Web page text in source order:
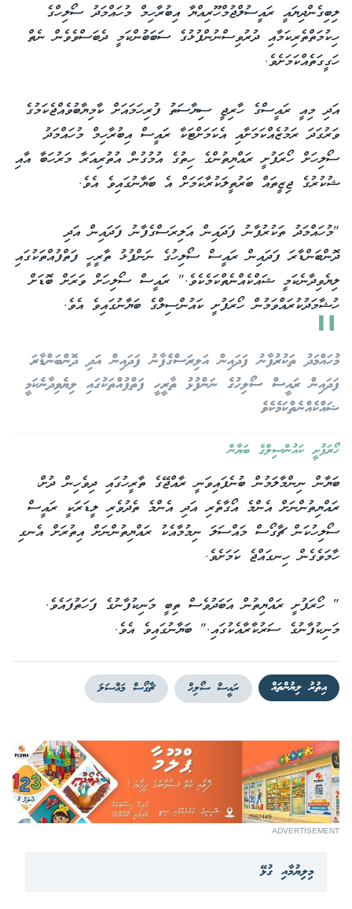
ލިބިގެންދިޔައީ ރައީސުލްޖުމްހޫރިއްޔާ އިބުރާހިމް މުހައްމަދު ސޯލިހްގެ
ހިކުމަތްތެރިކަމާއި ދުރުވިސްނުންފުޅުގެ ސަބަބުންކަމީ ދެބަސްވެވެން ނެތް
ހަގީގަތެއްކަމަށެވެ.
އަދި މިއީ ރައީސްގެ ހާރިޖީ ސިޔާސަތު ފުރިހަމައަށް ކާމިޔާބުވެއްޖެކަމުގެ
ވަރުގަދަ ރަމުޒެއްކަމަށާއި އެކަމަށްޓަކާ ރައީސް އިބުރާހިމް މުހައްމަދު
ސޯލިހަށް ހޯރަފުށީ ރައްޔިތުންގެ ހިތުގެ އުމުގުން އުތުރިއަރާ މަރުހަބާ އާއި
ޝުކުރުގެ ޖިޒީތައް ބަރުތީލަކުރާކަމަށް އެ ބަޔާނުގައިވެ އެވެ.
"މުހައްމަދު ތަކުރުފާނު ފަދައިން އަލިރަސްގެފާނު ފަދައިން އަދި
ދޮންބަންޑާރަ ފަދައިން ރައީސް ސޯލިހުގެ ނަންފުޅު ތާރީހީ ފަތްފުއްތަކުގައި
ލިޔެވިދާނެކަމީ ޝައްކެއްނެތްކަމެކެވެ." ރައީސް ސޯލިހަށް ވަރަށް ބޮޑަށް
ހުޝާމަދުކުރައްވަމުން ހޯރަފުށީ ކައުންސިލްގެ ބަޔާނުގައިވެ އެވެ.
"
މުހައްމަދު ތަކުރުފާނު ފަދައިން އަލިރަސްގެފާނު ފަދައިން އަދި ދޮންބަންޑާރަ
ފަދައިން ރައީސް ސޯލިހުގެ ނަންފުޅު ތާރީހީ ފަތްފުއްތަކުގައި ލިޔެވިދާނެކަމީ
ޝައްކެއްނެތްކަމެކެވެ
ހޯރަފުށީ ކައުންސިލްގެ ބަޔާން
ބަޔާން ނިންމާލަމުން ބުނެފައިވަނީ ރާއްޖޭގެ ތާރީހުގައި ދިވެހިން ދުށް،
ރައްޔިތުންނަށް އެންމެ އޯގާތެރި އަދި އެންމެ ތެދުވެރި ލީޑަރަކީ ރައީސް
ސޯލިހުކަން ޗާގޯސް މައްސަލަ ނިމުމާއެކު ރައްޔިތުންނަށް އިތުރަށް އެނގި
ހާމަވެގެން ހިނގައްޖެ ކަމަށެވެ.
" ހޯރަފުށީ ރައްޔިތުން އަބަދުވެސް ތިބީ މަނިކުފާނުގެ ފަހަތުފައެވެ.
މަނިކުފާނުގެ ސަރުކާރާއެކުގައި." ބަޔާނުގައިވެ އެވެ.
އިތުރު ލިޔުންތައް ރައީސް ސޯލިހް ޗާގޯސް މައްސަލަ
ADVERTISEMENT
މިލިޔުމާއި ގުޅޭ